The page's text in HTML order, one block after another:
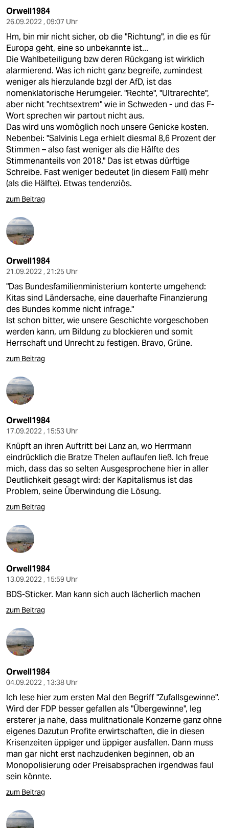
Orwell1984
26.09.2022 , 09:07 Uhr
Hm, bin mir nicht sicher, ob die "Richtung", in die es für
Europa geht, eine so unbekannte ist...
Die Wahlbeteiligung bzw deren Rückgang ist wirklich
alarmierend. Was ich nicht ganz begreife, zumindest
weniger als hierzulande bzgl der AfD, ist das
nomenklatorische Herumgeier. "Rechte", "Ultrarechte",
aber nicht "rechtsextrem" wie in Schweden - und das F-
Wort sprechen wir partout nicht aus.
Das wird uns womöglich noch unsere Genicke kosten.
Nebenbei: "Salvinis Lega erhielt diesmal 8,6 Prozent der
Stimmen – also fast weniger als die Hälfte des
Stimmenanteils von 2018." Das ist etwas dürftige
Schreibe. Fast weniger bedeutet (in diesem Fall) mehr
(als die Hälfte). Etwas tendenziös.
zum Beitrag
Orwell1984
21.09.2022 , 21:25 Uhr
"Das Bundesfamilienministerium konterte umgehend:
Kitas sind Ländersache, eine dauerhafte Finanzierung
des Bundes komme nicht infrage."
Ist schon bitter, wie unsere Geschichte vorgeschoben
werden kann, um Bildung zu blockieren und somit
Herrschaft und Unrecht zu festigen. Bravo, Grüne.
zum Beitrag
Orwell1984
17.09.2022 , 15:53 Uhr
Knüpft an ihren Auftritt bei Lanz an, wo Herrmann
eindrücklich die Bratze Thelen auflaufen ließ. Ich freue
mich, dass das so selten Ausgesprochene hier in aller
Deutlichkeit gesagt wird: der Kapitalismus ist das
Problem, seine Überwindung die Lösung.
zum Beitrag
Orwell1984
13.09.2022 , 15:59 Uhr
BDS-Sticker. Man kann sich auch lächerlich machen
zum Beitrag
Orwell1984
04.09.2022 , 13:38 Uhr
Ich lese hier zum ersten Mal den Begriff "Zufallsgewinne".
Wird der FDP besser gefallen als "Übergewinne", leg
ersterer ja nahe, dass mulitnationale Konzerne ganz ohne
eigenes Dazutun Profite erwirtschaften, die in diesen
Krisenzeiten üppiger und üppiger ausfallen. Dann muss
man gar nicht erst nachzudenken beginnen, ob an
Monopolisierung oder Preisabsprachen irgendwas faul
sein könnte.
zum Beitrag